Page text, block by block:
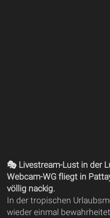
🎭 Livestream-Lust in der
Webcam-WG fliegt in
völlig nackig.
In der tropischen
wieder einmal